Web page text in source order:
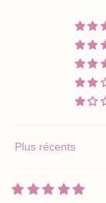
Sort by